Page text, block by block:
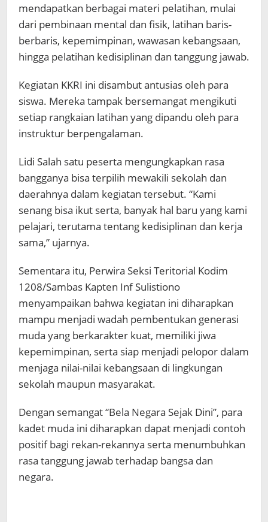
mendapatkan berbagai materi pelatihan, mulai
dari pembinaan mental dan fisik, latihan baris-
berbaris, kepemimpinan, wawasan kebangsaan,
hingga pelatihan kedisiplinan dan tanggung jawab.
Kegiatan KKRI ini disambut antusias oleh para
siswa. Mereka tampak bersemangat mengikuti
setiap rangkaian latihan yang dipandu oleh para
instruktur berpengalaman.
Lidi Salah satu peserta mengungkapkan rasa
bangganya bisa terpilih mewakili sekolah dan
daerahnya dalam kegiatan tersebut. “Kami
senang bisa ikut serta, banyak hal baru yang kami
pelajari, terutama tentang kedisiplinan dan kerja
sama,” ujarnya.
Sementara itu, Perwira Seksi Teritorial Kodim
1208/Sambas Kapten Inf Sulistiono
menyampaikan bahwa kegiatan ini diharapkan
mampu menjadi wadah pembentukan generasi
muda yang berkarakter kuat, memiliki jiwa
kepemimpinan, serta siap menjadi pelopor dalam
menjaga nilai-nilai kebangsaan di lingkungan
sekolah maupun masyarakat.
Dengan semangat “Bela Negara Sejak Dini”, para
kadet muda ini diharapkan dapat menjadi contoh
positif bagi rekan-rekannya serta menumbuhkan
rasa tanggung jawab terhadap bangsa dan
negara.